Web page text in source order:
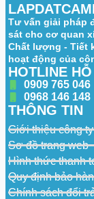
Resolution
Video Bit Rate
Day/Night
WDR
Motion
Detection
Smart
Illumination
Image Rotation
Tư vấn giải pháp
sát cho cơ quan
Chất lượng - Tiết
hoạt động của
HOTLINE
0909 765 046
0968 146 148
THÔNG TIN
Giới thiệu công ty
Sơ đồ trang web
Hình thức thanh
Quy định bảo
Chính sách đổi